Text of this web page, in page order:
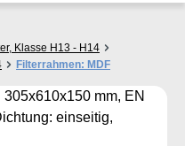
Klasse H13 - H14
Filterrahmen: MDF